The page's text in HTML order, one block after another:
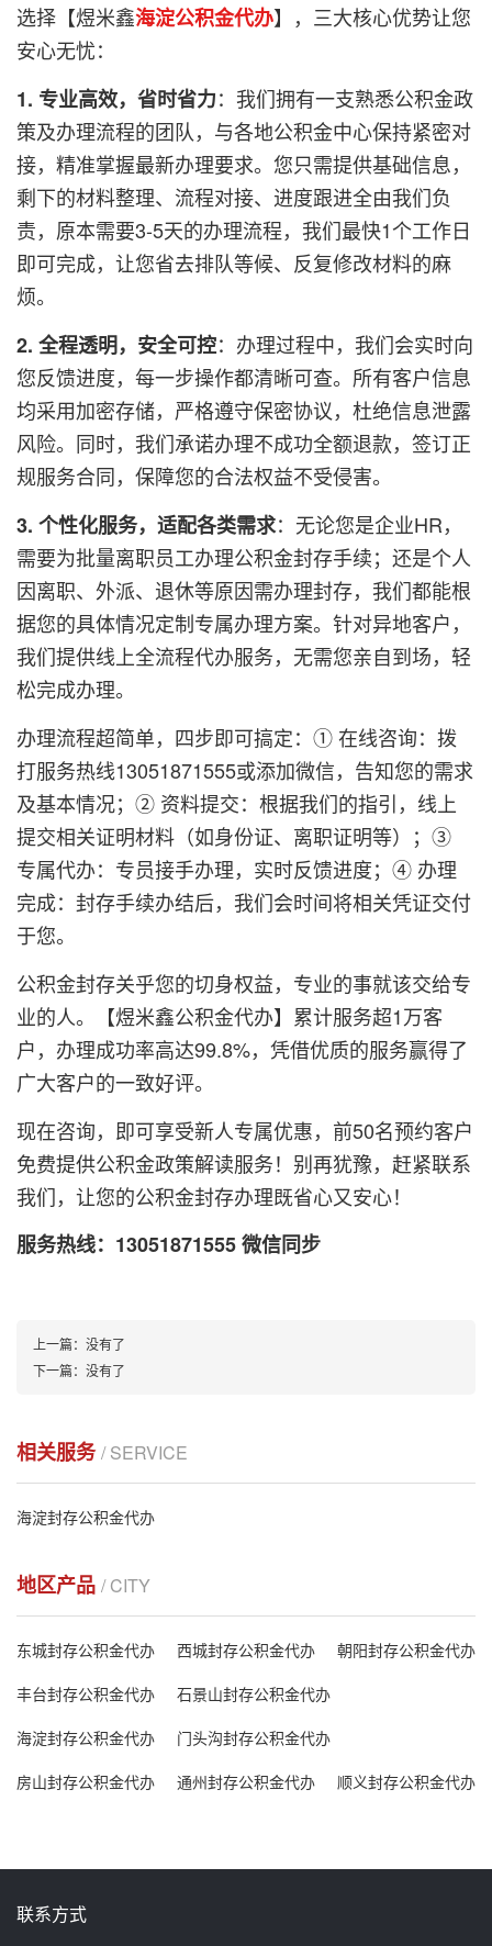
选择【煜米鑫海淀公积金代办】，三大核心优势让您
安心无忧：
1. 专业高效，省时省力：我们拥有一支熟悉公积金政
策及办理流程的团队，与各地公积金中心保持紧密对
接，精准掌握最新办理要求。您只需提供基础信息，
剩下的材料整理、流程对接、进度跟进全由我们负
责，原本需要3-5天的办理流程，我们最快1个工作日
即可完成，让您省去排队等候、反复修改材料的麻
烦。
2. 全程透明，安全可控：办理过程中，我们会实时向
您反馈进度，每一步操作都清晰可查。所有客户信息
均采用加密存储，严格遵守保密协议，杜绝信息泄露
风险。同时，我们承诺办理不成功全额退款，签订正
规服务合同，保障您的合法权益不受侵害。
3. 个性化服务，适配各类需求：无论您是企业HR，
需要为批量离职员工办理公积金封存手续；还是个人
因离职、外派、退休等原因需办理封存，我们都能根
据您的具体情况定制专属办理方案。针对异地客户，
我们提供线上全流程代办服务，无需您亲自到场，轻
松完成办理。
办理流程超简单，四步即可搞定：① 在线咨询：拨
打服务热线13051871555或添加微信，告知您的需求
及基本情况；② 资料提交：根据我们的指引，线上
提交相关证明材料（如身份证、离职证明等）；③
专属代办：专员接手办理，实时反馈进度；④ 办理
完成：封存手续办结后，我们会时间将相关凭证交付
于您。
公积金封存关乎您的切身权益，专业的事就该交给专
业的人。【煜米鑫公积金代办】累计服务超1万客
户，办理成功率高达99.8%，凭借优质的服务赢得了
广大客户的一致好评。
现在咨询，即可享受新人专属优惠，前50名预约客户
免费提供公积金政策解读服务！别再犹豫，赶紧联系
我们，让您的公积金封存办理既省心又安心！
服务热线： 13051871555微信同步
上一篇： 没有了
下一篇： 没有了
相关服务/ SERVICE
海淀封存公积金代办
地区产品 / CITY
东城封存公积金代办 西城封存公积金代办
朝阳封存公积金代办
丰台封存公积金代办
石景山封存公积金代办
海淀封存公积金代办
门头沟封存公积金代办
房山封存公积金代办
通州封存公积金代办 顺义封存公积金代办
联系方式